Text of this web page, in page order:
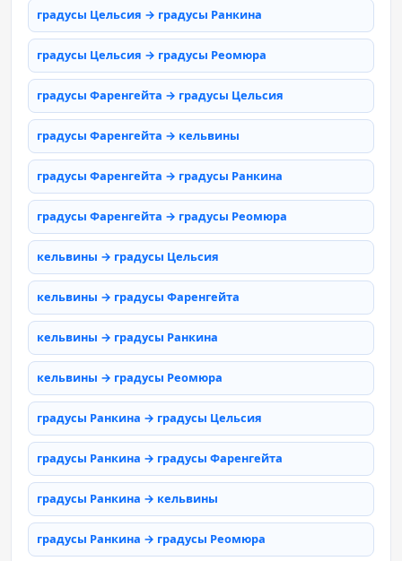
градусы Цельсия → градусы Ранкина
градусы Цельсия → градусы Реомюра
градусы Фаренгейта → градусы Цельсия
градусы Фаренгейта → кельвины
градусы Фаренгейта → градусы Ранкина
градусы Фаренгейта → градусы Реомюра
кельвины → градусы Цельсия
кельвины → градусы Фаренгейта
кельвины → градусы Ранкина
кельвины → градусы Реомюра
градусы Ранкина → градусы Цельсия
градусы Ранкина → градусы Фаренгейта
градусы Ранкина → кельвины
градусы Ранкина → градусы Реомюра